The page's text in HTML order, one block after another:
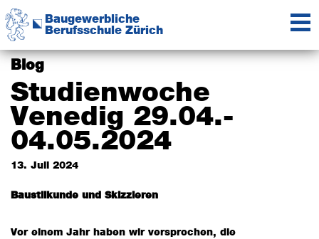
Zur
Hauptnavigation
springen
Zum
Inhalt
springen
Kompetenzzentrum
der
Baubranche
Baugewerbliche
Berufsschule Zürich
Blog
Studienwoche
Venedig 29.04.-
04.05.2024
13. Juli 2024
Baustilkunde und Skizzieren
Vor einem Jahr haben wir versprochen, die